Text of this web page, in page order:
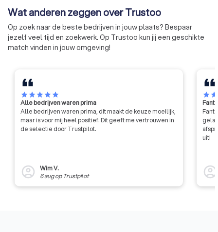
rechter.
Wat anderen zeggen over Trustoo
Op zoek naar de beste bedrijven in jouw plaats? Bespaar
jezelf veel tijd en zoekwerk. Op Trustoo kun jij een geschikte
match vinden in jouw omgeving!
starstarstarstarstar
Alle bedrijven waren prima
Alle bedrijven waren prima, dit maakt de keuze moeilijk,
maar is voor mij heel positief. Dit geeft me vertrouwen in
de selectie door Trustpilot.
account_circle
Wim V.
6 augop Trustpilot
starstar
uit!
account_circle